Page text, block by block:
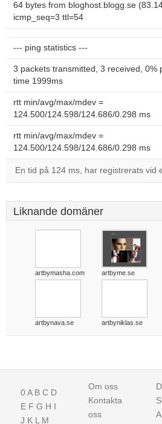
64 bytes from bloghost.blogg.se
icmp_seq=3 ttl=54
--- ping statistics ---
3 packets transmitted, 3 received, 0%
time 1999ms
rtt min/avg/max/mdev =
124.500/124.598/124.686/0.298 ms
rtt min/avg/max/mdev =
124.500/124.598/124.686/0.298 ms
En tid på 124 ms, har registrerats vid
Liknande domäner
artbymasha.com artbyme.se
artbynava.se artbyniklas.se
0A B C D
E F G H I
J K L M
Om oss
Kontakta
oss